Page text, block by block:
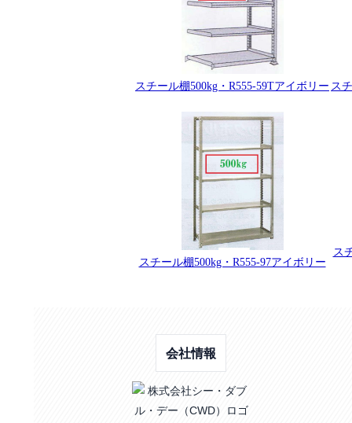
スチール棚500kg・R555-59Tアイボリー ス
スチール棚500kg・R555-97アイボリー
ス
会社情報